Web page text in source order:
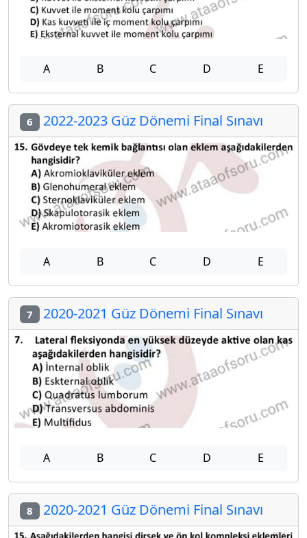
A B C D E
6 2022-2023 Güz Dönemi Final Sınavı
A B C D E
7 2020-2021 Güz Dönemi Final Sınavı
A B C D E
8 2020-2021 Güz Dönemi Final Sınavı